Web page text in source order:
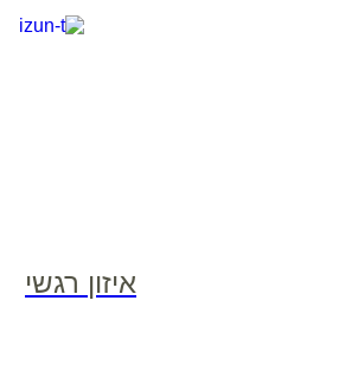
איזון רגשי